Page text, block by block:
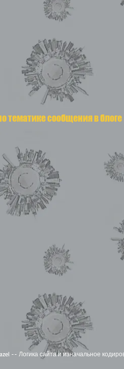
тематике сообщения в блоге
-- Логика сайта и изначальное